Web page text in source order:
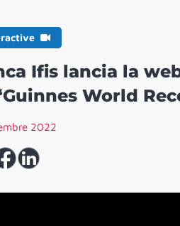
Ifis lancia la
World
2022